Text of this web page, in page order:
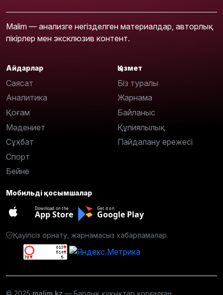
Malim — анализге негізделген материалдар, авторлық
пікірлер мен эксклюзив контент.
Айдарлар
Саясат
Аналитика
Қоғам
Мәдениет
Сұхбат
Спорт
Бейне
Қызмет
Біз туралы
Жарнама
Байланыс
Құпиялылық
Пайдалану ережесі
Мобильді қосымшалар
Download on the
App Store
Get it on
Google Play
Қауіпсіз орнату, жарнамасыз хабарламалар.
© 2025 malim.kz — Барлық құқықтар қорғалған.